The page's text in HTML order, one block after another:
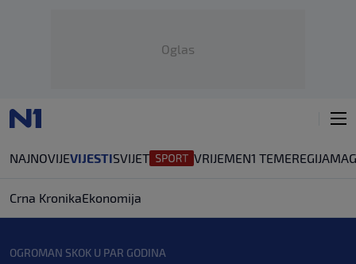
Oglas
NAJNOVIJEVIJESTISVIJET VRIJEMEN1 TEMEREGIJA
Crna KronikaEkonomija
OGROMAN SKOK U PAR GODINA